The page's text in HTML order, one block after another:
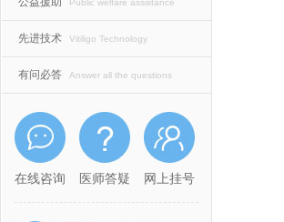
Public welfare assistance
先进技术 Vitiligo Technology
有问必答 Answer all the questions
在线咨询 医师答疑 网上挂号